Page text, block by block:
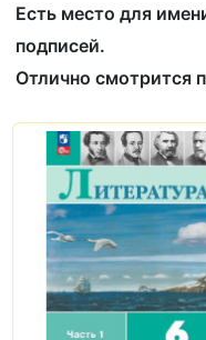
Есть место для
подписей.
Отлично смотрится